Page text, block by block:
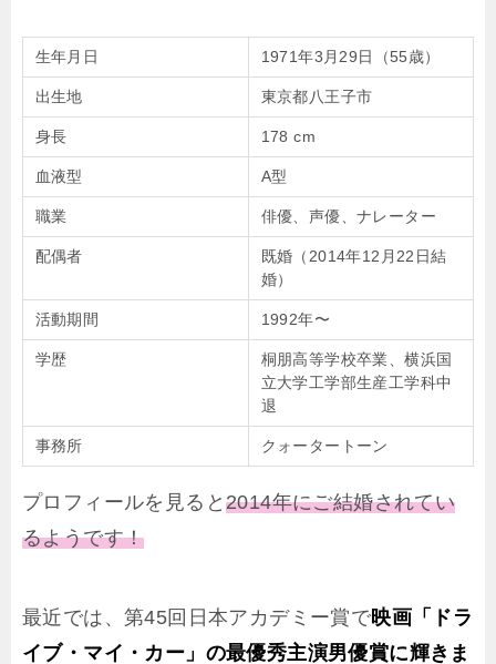
生年月日 1971年3月29日（55歳）
出生地 東京都八王子市
身長 178 cm
血液型 A型
職業 俳優、声優、ナレーター
配偶者
既婚（2014年12月22日結
婚）
活動期間 1992年〜
学歴
桐朋高等学校卒業、横浜国
立大学工学部生産工学科中
退
事務所 クォータートーン
プロフィールを見ると 2014年にご結婚されてい
るようです！
最近では、第45回日本アカデミー賞で映画「ドラ
イブ・マイ・カー」の最優秀主演男優賞に輝きま